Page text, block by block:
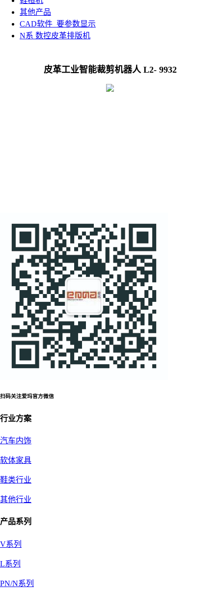
其他产品
CAD软件_要参数显示
N系 数控皮革排版机
皮革工业智能裁剪机器人 L2- 9932
扫码关注爱玛官方微信
行业方案
汽车内饰
软体家具
鞋类行业
其他行业
产品系列
V系列
L系列
PN/N系列